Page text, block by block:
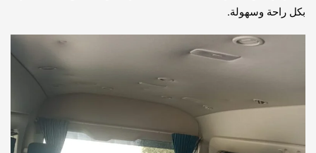
بكل راحة وسهولة.